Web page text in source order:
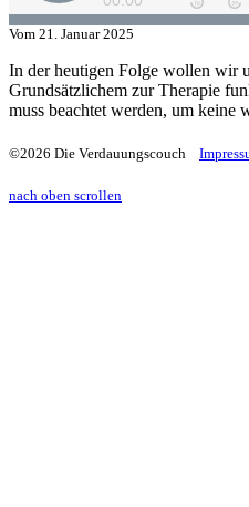
Vom 21. Januar 2025
In der heutigen Folge wollen wir
Grundsätzlichem zur Therapie
muss beachtet werden, um keine
©2026 Die Verdauungscouch
nach oben scrollen